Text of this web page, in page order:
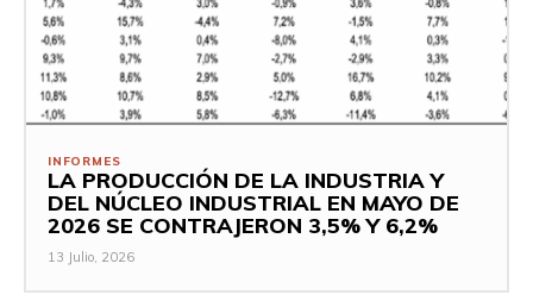
INFORMES
LA PRODUCCIÓN DE LA INDUSTRIA Y
DEL NÚCLEO INDUSTRIAL EN MAYO DE
2026 SE CONTRAJERON 3,5% Y 6,2%
13 Julio, 2026